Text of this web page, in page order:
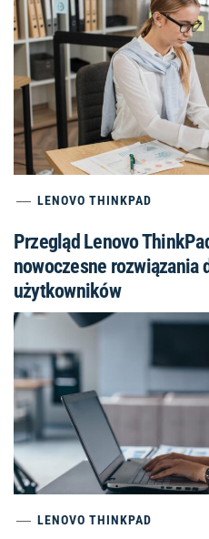
LENOVO THINKPAD
Przegląd Lenovo
nowoczesne rozwiązania
użytkowników
LENOVO THINKPAD
Przegląd laptopa Lenovo
wydajność,
jednym urządzeniu